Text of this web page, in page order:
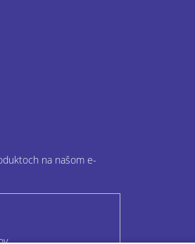
na našom e-